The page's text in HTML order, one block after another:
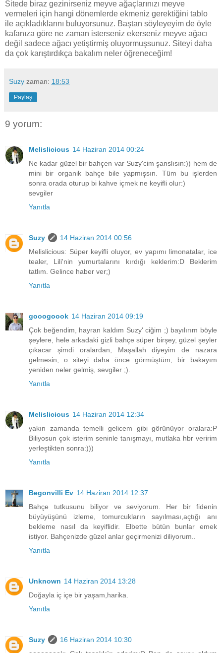
Sitede biraz gezinirseniz meyve ağaçlarınızı meyve
vermeleri için hangi dönemlerde ekmeniz gerektiğini tablo
ile açıkladıklarını buluyorsunuz. Baştan söyleyeyim de öyle
kafanıza göre ne zaman isterseniz ekerseniz meyve ağacı
değil sadece ağacı yetiştirmiş oluyormuşsunuz. Siteyi daha
da çok karıştırdıkça bakalım neler öğreneceğim!
Suzy zaman: 18:53
Paylaş
9 yorum:
Melislicious 14 Haziran 2014 00:24
Ne kadar güzel bir bahçen var Suzy'cim şanslısın:)) hem de
mini bir organik bahçe bile yapmışsın. Tüm bu işlerden
sonra orada oturup bi kahve içmek ne keyifli olur:)
sevgiler
Yanıtla
Suzy
14 Haziran 2014 00:56
Melislicious: Süper keyifli oluyor, ev yapımı limonatalar, ice
tealer, Lili'nin yumurtalarını kırdığı keklerim:D Beklerim
tatlım. Gelince haber ver;)
Yanıtla
gooogoook 14 Haziran 2014 09:19
Çok beğendim, hayran kaldım Suzy' ciğim ;) bayılırım böyle
şeylere, hele arkadaki gizli bahçe süper birşey, güzel şeyler
çıkacar şimdi oralardan, Maşallah diyeyim de nazara
gelmesin, o siteyi daha önce görmüştüm, bir bakayım
yeniden neler gelmiş, sevgiler ;).
Yanıtla
Melislicious 14 Haziran 2014 12:34
yakın zamanda temelli gelicem gibi görünüyor oralara:P
Biliyosun çok isterim seninle tanışmayı, mutlaka hbr veririm
yerleştikten sonra:)))
Yanıtla
Begonvilli Ev 14 Haziran 2014 12:37
Bahçe tutkusunu biliyor ve seviyorum. Her bir fidenin
büyüyüşünü izleme, tomurcukların sayılması,açtığı anı
bekleme nasıl da keyiflidir. Elbette bütün bunlar emek
istiyor. Bahçenizde güzel anlar geçirmenizi diliyorum..
Yanıtla
Unknown 14 Haziran 2014 13:28
Doğayla iç içe bir yaşam,harika.
Yanıtla
Suzy
16 Haziran 2014 10:30